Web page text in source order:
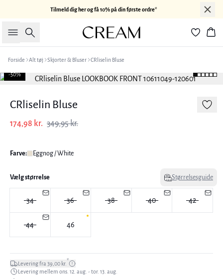
Tilmeld dig her og få 10% på din første ordre*
Søg
Forside Alt tøj Skjorter & Bluser CRliselin Bluse
-50%
CRliselin Bluse
174,98 kr. 349,95 kr.
Farve: Eggnog / White
Vælg størrelse Størrelsesguide
34 36 38 40 42
44 46
Levering fra 39,00 kr.*
Levering mellem ons. 12. aug. - tor. 13. aug.